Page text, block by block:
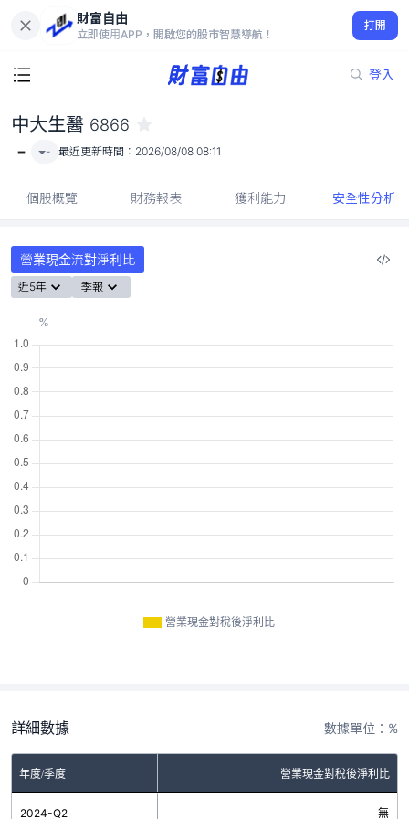
財富自由
立即使用APP，開啟您的股市智慧導航！
打開
登入
-
中大生醫 6866
- - 最近更新時間： 2026/08/08 08:11
個股概覽 財務報表 獲利能力 安全性分析
營業現金流對淨利比
近5年 季報
營業現金對稅後淨利比
詳細數據 數據單位：%
年度/季度 營業現金對稅後淨利比
2024-Q2 無